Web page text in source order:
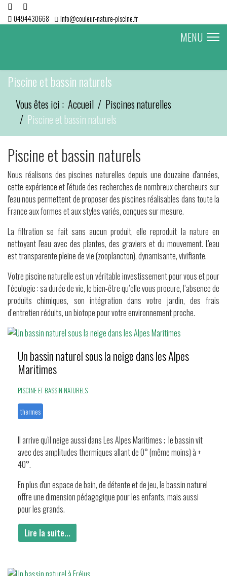
0494430668 info@couleur-nature-piscine.fr
MENU
Piscine et bassin naturels
Vous êtes ici : Accueil
Piscines naturelles
Piscine et bassin naturels
Piscine et bassin naturels
Nous réalisons des piscines naturelles depuis une douzaine d'années,
cette expérience et l'étude des recherches de nombreux chercheurs sur
l'eau nous permettent de proposer des piscines réalisables dans toute la
France aux formes et aux styles variés, conçues sur mesure.
La filtration se fait sans aucun produit, elle reproduit la nature en
nettoyant l'eau avec des plantes, des graviers et du mouvement. L'eau
est transparente pleine de vie (zooplancton), dynamisante, vivifiante.
Votre piscine naturelle est un véritable investissement pour vous et pour
l’écologie : sa durée de vie, le bien-être qu’elle vous procure, l’absence de
produits chimiques, son intégration dans votre jardin, des frais
d’entretien réduits, un biotope pour votre environnement proche.
Un bassin naturel sous la neige dans les Alpes
Maritimes
PISCINE ET BASSIN NATURELS
thermes
Il arrive qu'il neige aussi dans Les Alpes Maritimes ; le bassin vit
avec des amplitudes thermiques allant de 0° (même moins) à +
40°.
En plus d'un espace de bain, de détente et de jeu, le bassin naturel
offre une dimension pédagogique pour les enfants, mais aussi
pour les grands.
Lire la suite...